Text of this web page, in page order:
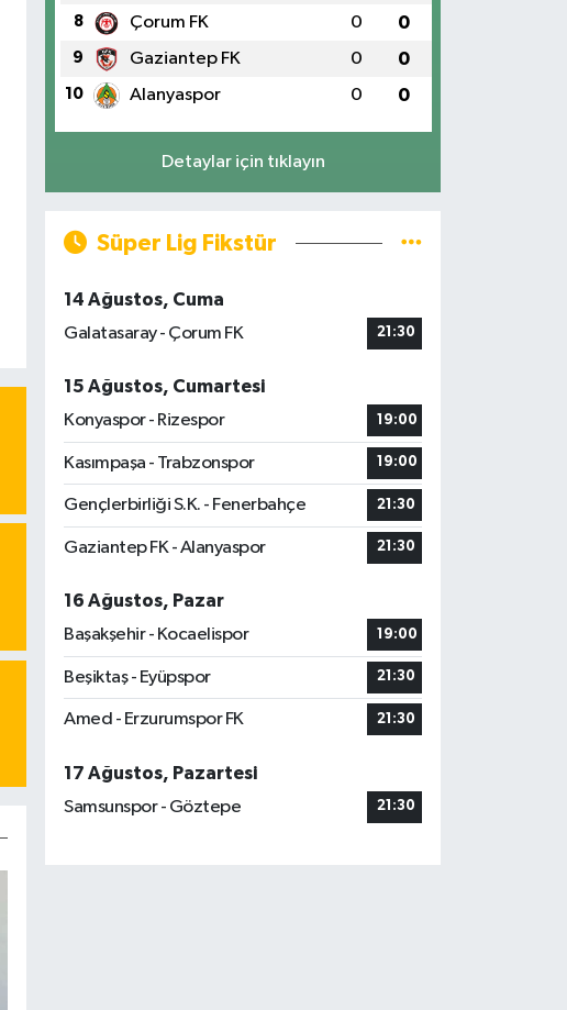
8 Çorum FK 0 0
9 Gaziantep FK 0 0
10 Alanyaspor 0 0
Detaylar için tıklayın
Süper Lig Fikstür
14 Ağustos, Cuma
Galatasaray - Çorum FK
21:30
15 Ağustos, Cumartesi
Konyaspor - Rizespor
19:00
Kasımpaşa - Trabzonspor 19:00
Gençlerbirliği S.K. - Fenerbahçe 21:30
Gaziantep FK - Alanyaspor 21:30
16 Ağustos, Pazar
Başakşehir - Kocaelispor
19:00
Beşiktaş - Eyüpspor 21:30
Amed - Erzurumspor FK 21:30
17 Ağustos, Pazartesi
Samsunspor - Göztepe
21:30